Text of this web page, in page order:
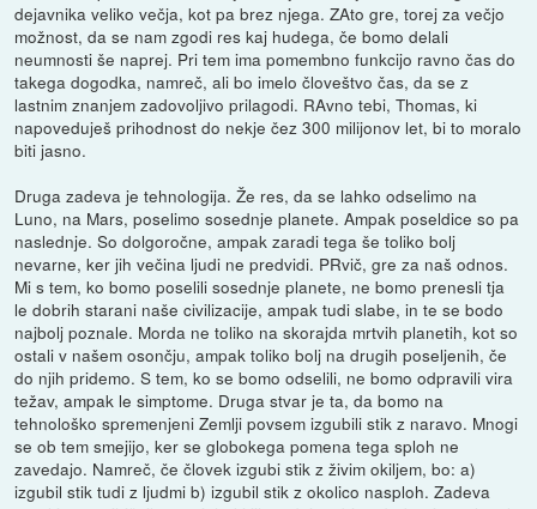
dejavnika veliko večja, kot pa brez njega. ZAto gre, torej za večjo
možnost, da se nam zgodi res kaj hudega, če bomo delali
neumnosti še naprej. Pri tem ima pomembno funkcijo ravno čas do
takega dogodka, namreč, ali bo imelo človeštvo čas, da se z
lastnim znanjem zadovoljivo prilagodi. RAvno tebi, Thomas, ki
napoveduješ prihodnost do nekje čez 300 milijonov let, bi to moralo
biti jasno.
Druga zadeva je tehnologija. Že res, da se lahko odselimo na
Luno, na Mars, poselimo sosednje planete. Ampak poseldice so pa
naslednje. So dolgoročne, ampak zaradi tega še toliko bolj
nevarne, ker jih večina ljudi ne predvidi. PRvič, gre za naš odnos.
Mi s tem, ko bomo poselili sosednje planete, ne bomo prenesli tja
le dobrih starani naše civilizacije, ampak tudi slabe, in te se bodo
najbolj poznale. Morda ne toliko na skorajda mrtvih planetih, kot so
ostali v našem osončju, ampak toliko bolj na drugih poseljenih, če
do njih pridemo. S tem, ko se bomo odselili, ne bomo odpravili vira
težav, ampak le simptome. Druga stvar je ta, da bomo na
tehnološko spremenjeni Zemlji povsem izgubili stik z naravo. Mnogi
se ob tem smejijo, ker se globokega pomena tega sploh ne
zavedajo. Namreč, če človek izgubi stik z živim okiljem, bo: a)
izgubil stik tudi z ljudmi b) izgubil stik z okolico nasploh. Zadeva